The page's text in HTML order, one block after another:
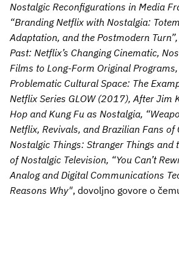
Nostalgic Reconfigurations in Media
“Branding Netflix with Nostalgia:
Adaptation, and the Postmodern
Past: Netflix’s Changing Cinematic,
Films to Long-Form Original
Problematic Cultural Space: The
Netflix Series GLOW (2017), After Jim
Hop and Kung Fu as Nostalgia,
Netflix, Revivals, and Brazilian Fans of
Nostalgic Things: Stranger Things and
of Nostalgic Television, “You Can’t
Analog and Digital Communications
Reasons Why", dovoljno govore o